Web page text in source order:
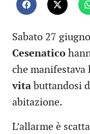
Sabato 27
Cesenatico
che manifestava
vita buttandosi
abitazione.
L’allarme è